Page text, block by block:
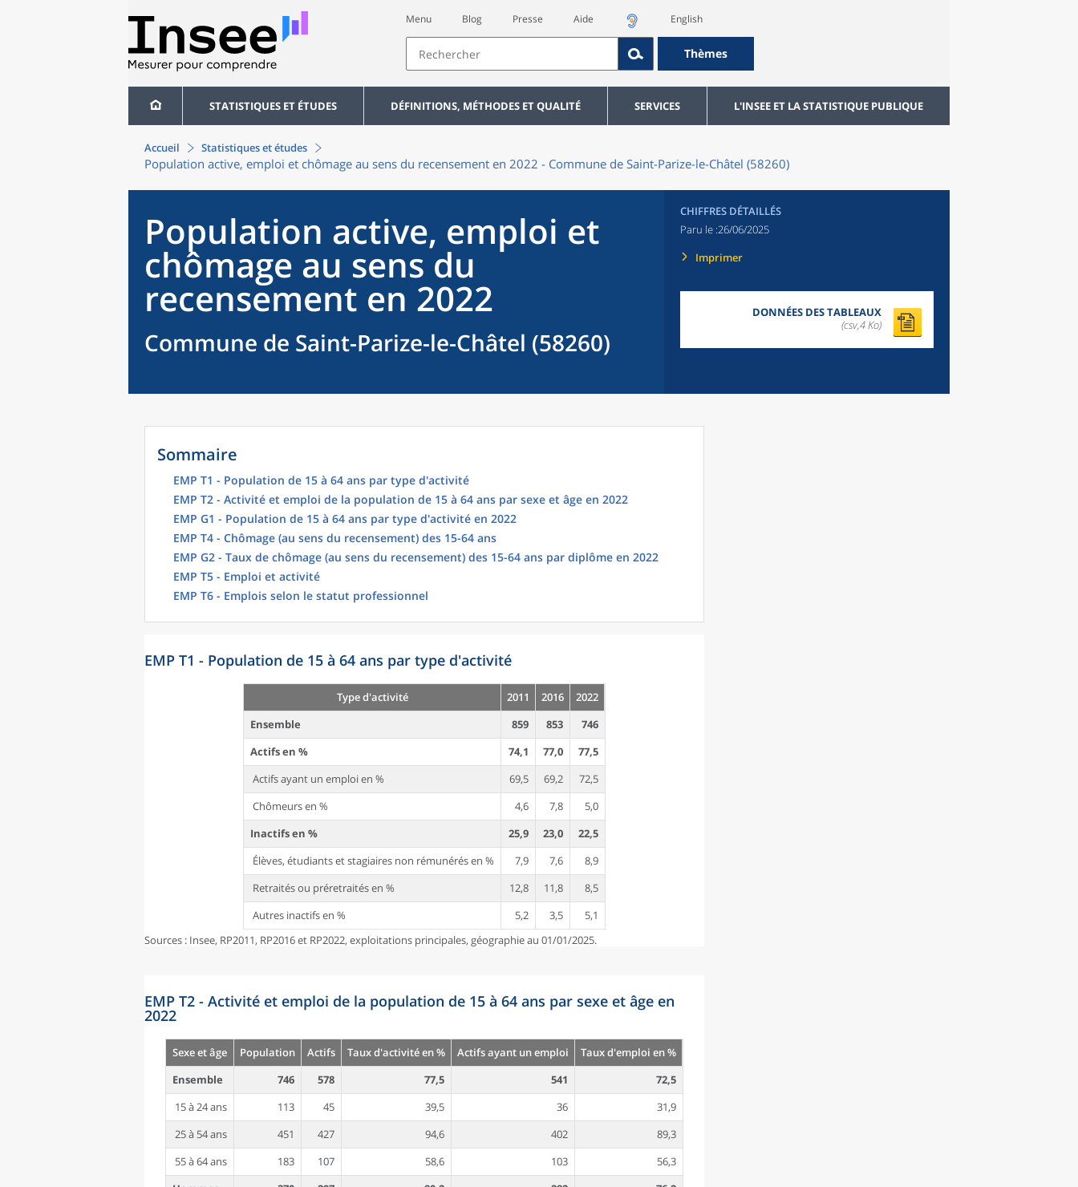
Menu Blog Presse Aide English
Thèmes
STATISTIQUES ET ÉTUDES DÉFINITIONS, MÉTHODES ET QUALITÉ SERVICES L'INSEE ET LA STATISTIQUE PUBLIQUE
Accueil Statistiques et études
Population active, emploi et chômage au sens du recensement en 2022 - Commune de Saint-Parize-le-Châtel (58260)
Population active, emploi et
chômage au sens du
recensement en 2022
Commune de Saint-Parize-le-Châtel (58260)
CHIFFRES DÉTAILLÉS
Paru le :26/06/2025
Imprimer
DONNÉES DES TABLEAUX
(csv,4 Ko)
Sommaire
EMP T1 - Population de 15 à 64 ans par type d'activité
EMP T2 - Activité et emploi de la population de 15 à 64 ans par sexe et âge en 2022
EMP G1 - Population de 15 à 64 ans par type d'activité en 2022
EMP T4 - Chômage (au sens du recensement) des 15-64 ans
EMP G2 - Taux de chômage (au sens du recensement) des 15-64 ans par diplôme en 2022
EMP T5 - Emploi et activité
EMP T6 - Emplois selon le statut professionnel
EMP T1 - Population de 15 à 64 ans par type d'activité
Type d'activité 2011 2016
2022
Ensemble
859 853
746
Actifs en %
74,1 77,0
77,5
Actifs ayant un emploi en %
69,5 69,2
72,5
Chômeurs en %
4,6 7,8
5,0
Inactifs en %
25,9 23,0
22,5
Élèves, étudiants et stagiaires non rémunérés en %
7,9 7,6
8,9
Retraités ou préretraités en %
12,8 11,8
8,5
Autres inactifs en %
5,2 3,5
5,1
Sources : Insee, RP2011, RP2016 et RP2022, exploitations principales, géographie au 01/01/2025.
EMP T2 - Activité et emploi de la population de 15 à 64 ans par sexe et âge en
2022
Sexe et âge Population Actifs Taux d'activité en % Actifs ayant un emploi
Taux d'emploi en %
Ensemble
746 578 77,5 541
72,5
15 à 24 ans
113 45 39,5 36
31,9
25 à 54 ans
451 427 94,6 402
89,3
55 à 64 ans
183 107 58,6 103
56,3